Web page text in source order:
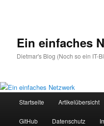
Ein einfaches
Dietmar's Blog (Noch so ein IT-
Startseite Artikelübersicht
GitHub Datenschutz